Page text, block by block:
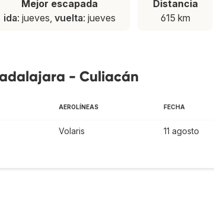
Mejor escapada
ida: jueves, vuelta: jueves
Distancia
615 km
- Culiacán
AEROLÍNEAS FECHA
Volaris 11 agosto